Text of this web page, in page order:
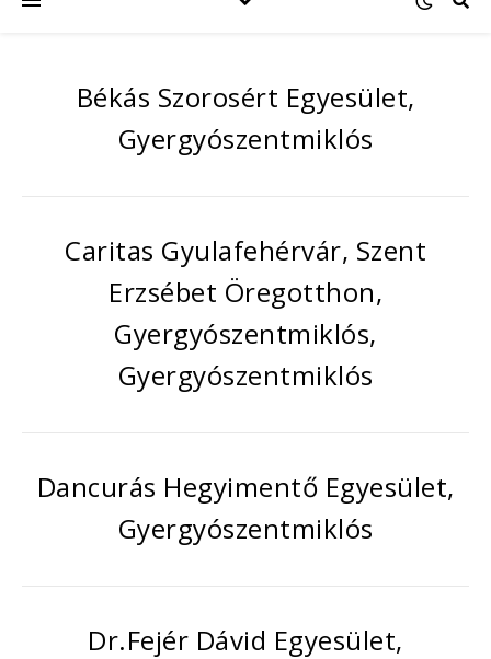
Békás Szorosért Egyesület,
Gyergyószentmiklós
Caritas Gyulafehérvár, Szent
Erzsébet Öregotthon,
Gyergyószentmiklós,
Gyergyószentmiklós
Dancurás Hegyimentő Egyesület,
Gyergyószentmiklós
Dr.Fejér Dávid Egyesület,